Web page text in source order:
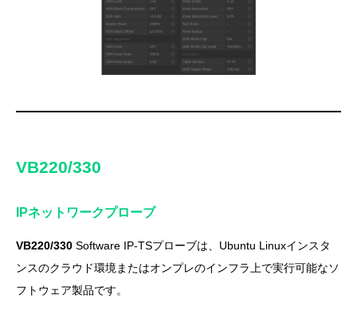
VB220/330
IPネットワークプローブ
VB220/330 Software IP-TSプローブは、Ubuntu Linuxインスタ
ンスのクラウド環境またはオンプレのインフラ上で実行可能なソ
フトウェア製品です。